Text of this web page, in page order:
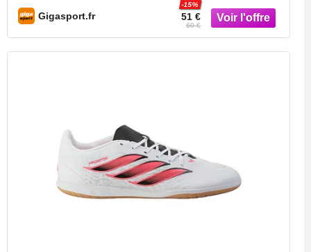
Gigasport.fr 51 €
-15%
60 €